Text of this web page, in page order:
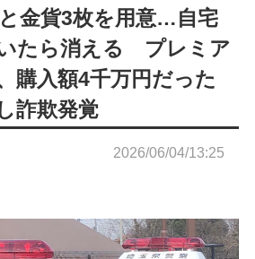
金貨3枚を用意…自宅
たら消える プレミア
購入額4千万円だった
詐欺発覚
2026/06/04/13:25